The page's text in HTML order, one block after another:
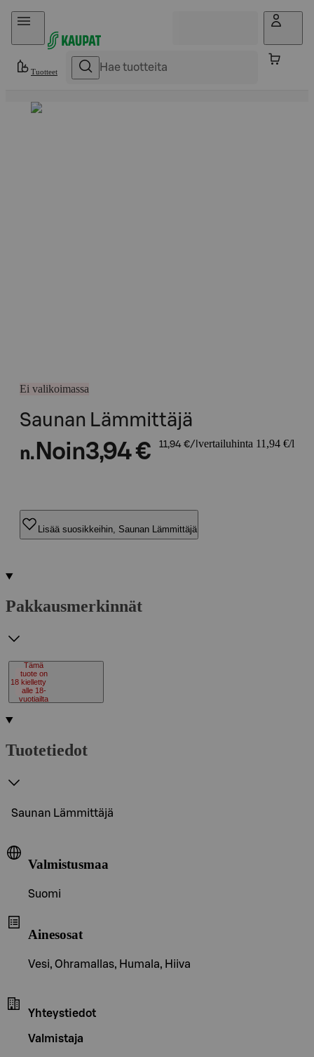
Hyppää sisältöön
Tuotteet
Ei valikoimassa
Saunan Lämmittäjä
n. Noin3,94 € 11,94 €/l vertailuhinta 11,94 €/l
Lisää suosikkeihin, Saunan Lämmittäjä
Pakkausmerkinnät
18
Tämä
tuote on
kielletty
alle 18-
vuotiailta
Tuotetiedot
Saunan Lämmittäjä
Valmistusmaa
Suomi
Ainesosat
Vesi, Ohramallas, Humala, Hiiva
Yhteystiedot
Valmistaja